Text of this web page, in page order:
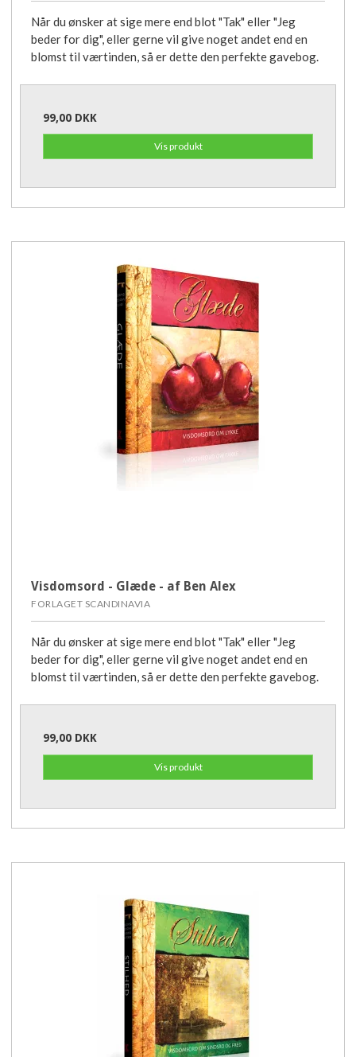
Når du ønsker at sige mere end blot "Tak" eller "Jeg
beder for dig", eller gerne vil give noget andet end en
blomst til værtinden, så er dette den perfekte gavebog.
99,00 DKK
Vis produkt
Visdomsord - Glæde - af Ben Alex
FORLAGET SCANDINAVIA
Når du ønsker at sige mere end blot "Tak" eller "Jeg
beder for dig", eller gerne vil give noget andet end en
blomst til værtinden, så er dette den perfekte gavebog.
99,00 DKK
Vis produkt